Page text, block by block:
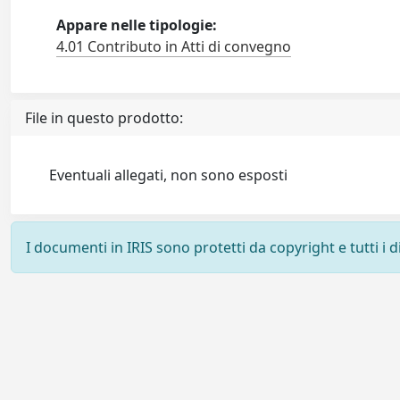
Appare nelle tipologie:
4.01 Contributo in Atti di convegno
File in questo prodotto:
Eventuali allegati, non sono esposti
I documenti in IRIS sono protetti da copyright e tutti i